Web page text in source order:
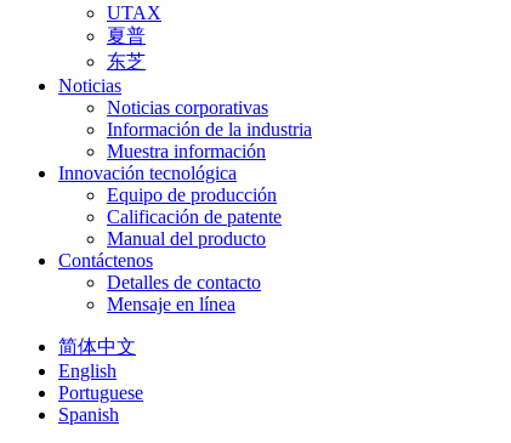
UTAX
夏普
东芝
Noticias
Noticias corporativas
Información de la industria
Muestra información
Innovación tecnológica
Equipo de producción
Calificación de patente
Manual del producto
Contáctenos
Detalles de contacto
Mensaje en línea
简体中文
English
Portuguese
Spanish